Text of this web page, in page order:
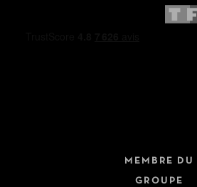
MEMBRE DU
GROUPE